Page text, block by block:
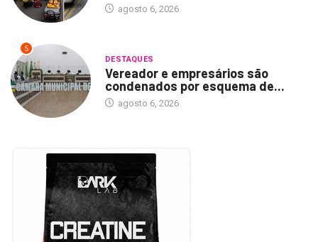
agosto 6, 2026
5
DESTAQUES
Vereador e empresários são
condenados por esquema de...
agosto 6, 2026